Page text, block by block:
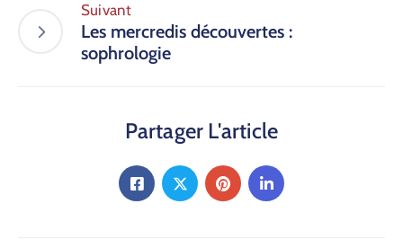
Suivant
Les mercredis découvertes :
sophrologie
Partager L'article